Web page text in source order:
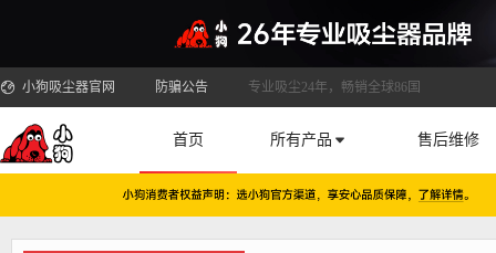
小狗吸尘器官网 防骗公告 专业吸尘24年，畅销全球86国
首页 所有产品 售后维修